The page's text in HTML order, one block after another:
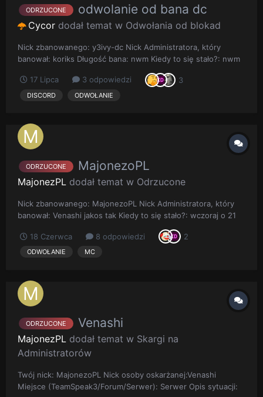
ODRZUCONE odwolanie od bana dc
Cycor dodał temat w Odwołania od blokad
Nick zbanowanego: y3ivy-dc Nick Administratora, który
banował: koriks Długość bana: nwm Kiedy to się stało?: nwm
czasu zle sypiam i chodze do psychologa i staram sie
pozbierac po tym.Prosze o litosc😭💔💔
17 Lipca 3 odpowiedzi 3
DISCORD ODWOŁANIE
ODRZUCONE MajonezoPL
MajonezPL dodał temat w Odrzucone
Nick zbanowanego: MajonezoPL Nick Administratora, który
banował: Venashi jakos tak Kiedy to się stało?: wczoraj o 21
Nie mogac nic pisac dalem 2 przedmioty na licytacje "
[21:37:09] [Render thread/INFO]: [System] [CHAT]
18 Czerwca 8 odpowiedzi 2
ODWOŁANIE MC
ODRZUCONE Venashi
MajonezPL dodał temat w Skargi na
Administratorów
Twój nick: MajonezoPL Nick osoby oskarżanej:Venashi
Miejsce (TeamSpeak3/Forum/Serwer): Serwer Opis sytuacji: